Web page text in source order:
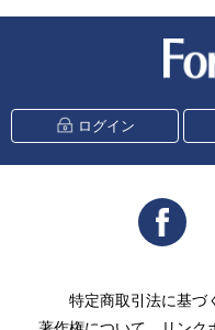
ログイン
特定商取引法に基づ